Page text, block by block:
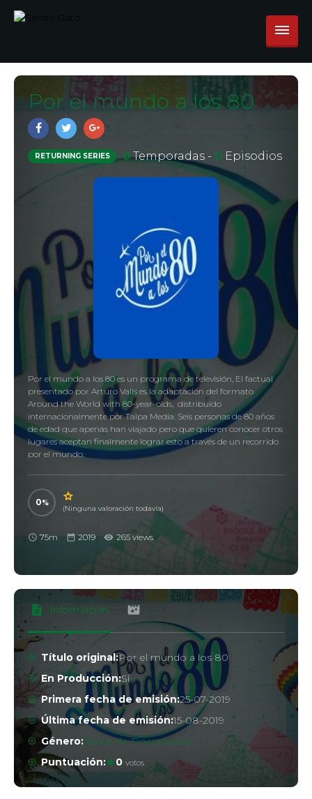
Por el mundo a los 80
RETURNING SERIES 0Temporadas - 0Episodios
Por el mundo a los 80 es un programa de televisión, El factual
presentado por Arturo Valls​ es la adaptación del formato
Around the World with 80-year-olds, ​ distribuido
internacionalmente por Talpa Media.​ Seis personas de 80 años
de edad que apenas han viajado pero que quieren conocer otros
lugares aceptan finalmente lograr esto a través de un recorrido
por el mundo.
0
(Ninguna valoración todavía)
75m 2019 265 views
Información
Título original:Por el mundo a los 80
En Producción:Sí
Primera fecha de emisión:25-07-2019
Última fecha de emisión:15-08-2019
Género:Series de Documental
Puntuación:
0 votos